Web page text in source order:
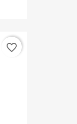
favorite_border